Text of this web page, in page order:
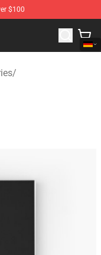
$100
Dance With Devils
/